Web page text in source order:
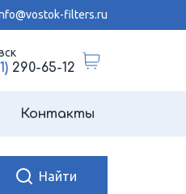
filters.ru
290-65-12
Контакты